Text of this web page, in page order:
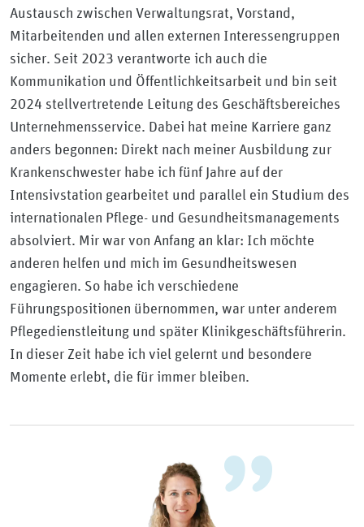
Austausch zwischen Verwaltungsrat, Vorstand,
Mitarbeitenden und allen externen Interessengruppen
sicher. Seit 2023 verantworte ich auch die
Kommunikation und Öffentlichkeitsarbeit und bin seit
2024 stellvertretende Leitung des Geschäftsbereiches
Unternehmensservice. Dabei hat meine Karriere ganz
anders begonnen: Direkt nach meiner Ausbildung zur
Krankenschwester habe ich fünf Jahre auf der
Intensivstation gearbeitet und parallel ein Studium des
internationalen Pflege- und Gesundheitsmanagements
absolviert. Mir war von Anfang an klar: Ich möchte
anderen helfen und mich im Gesundheitswesen
engagieren. So habe ich verschiedene
Führungspositionen übernommen, war unter anderem
Pflegedienstleitung und später Klinikgeschäftsführerin.
In dieser Zeit habe ich viel gelernt und besondere
Momente erlebt, die für immer bleiben.